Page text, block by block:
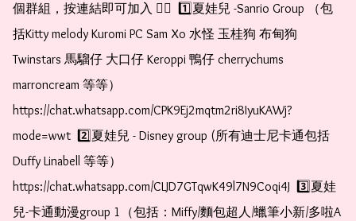
個群組，按連結即可加入 👇🏻  1️⃣夏娃兒 -Sanrio Group （包
括Kitty melody Kuromi PC Sam Xo 水怪 玉桂狗 布甸狗
Twinstars 馬騮仔 大口仔 Keroppi 鴨仔 cherrychums
marroncream 等等）
https://chat.whatsapp.com/CPK9Ej2mqtm2ri8IyuKAWj?
mode=wwt  2️⃣夏娃兒 - Disney group (所有迪士尼卡通包括
Duffy Linabell 等等）
https://chat.whatsapp.com/CLJD7GTqwK49l7N9Coqi4J  3️⃣夏娃
兒-卡通動漫group 1（包括：Miffy/麵包超人/蠟筆小新/多啦A